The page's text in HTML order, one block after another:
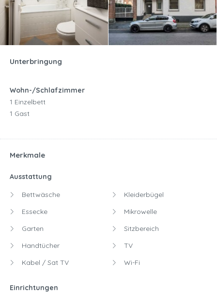
Unterbringung
Wohn-/Schlafzimmer
1 Einzelbett
1 Gast
Merkmale
Ausstattung
Bettwäsche
Essecke
Garten
Handtücher
Kabel / Sat TV
Kleiderbügel
Mikrowelle
Sitzbereich
TV
Wi-Fi
Einrichtungen